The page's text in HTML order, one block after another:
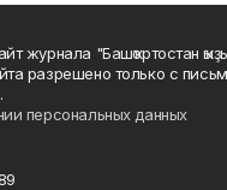
журнала "Башҡортостан
разрешено только с
персональных данных